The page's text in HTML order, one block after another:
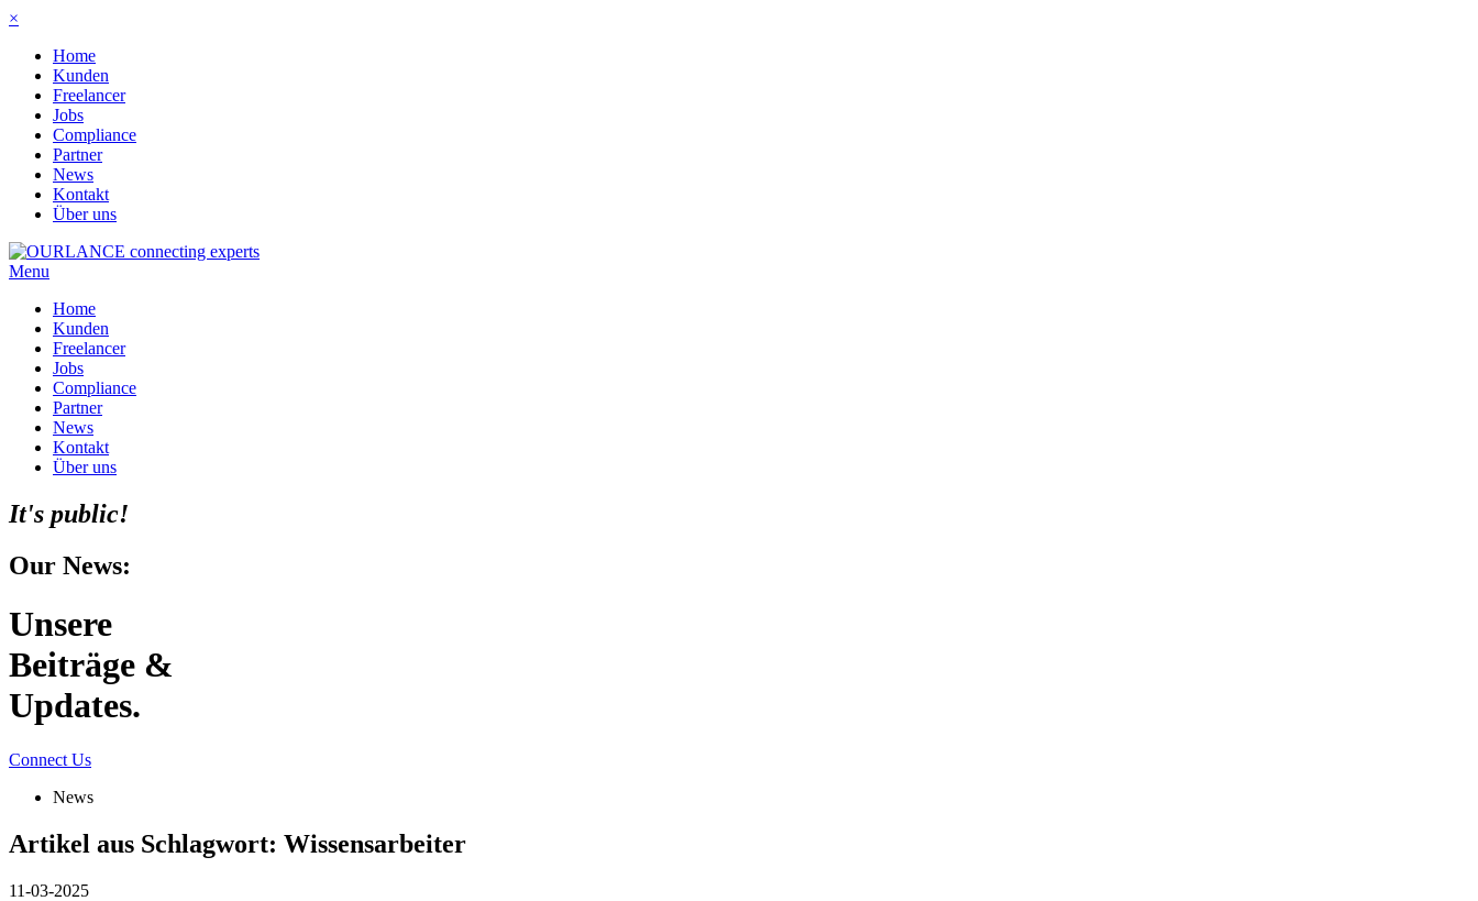
×
Home
Kunden
Freelancer
Jobs
Compliance
Partner
News
Kontakt
Über uns
Menu
Home
Kunden
Freelancer
Jobs
Compliance
Partner
News
Kontakt
Über uns
It's public!
Our News:
Unsere
Beiträge &
Updates.
Connect Us
News
Artikel aus Schlagwort: Wissensarbeiter
11-03-2025